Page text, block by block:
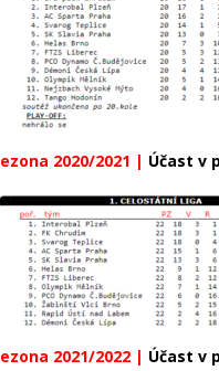
2020/2021 | Účast v
2021/2022 | Účast v